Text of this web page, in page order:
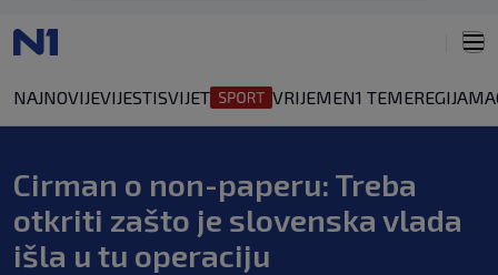
NAJNOVIJEVIJESTISVIJET VRIJEMEN1 TEMEREGIJA
Cirman o non-paperu: Treba
otkriti zašto je slovenska vlada
išla u tu operaciju